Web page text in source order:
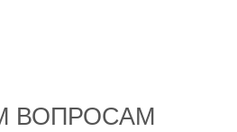
ВОПРОСАМ